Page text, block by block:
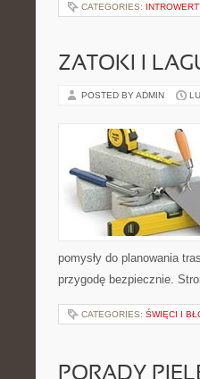
CATEGORIES:
ZATOKI I
POSTED BY ADMIN
pomysły do planowania
przygodę bezpiecznie.
CATEGORIES: ŚWIĘCI I
PORADY